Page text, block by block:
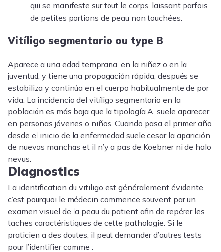
qui se manifeste sur tout le corps, laissant parfois
de petites portions de peau non touchées.
Vitíligo segmentario ou type B
Aparece a una edad temprana, en la niñez o en la
juventud, y tiene una propagación rápida, después se
estabiliza y continúa en el cuerpo habitualmente de por
vida. La incidencia del vitíligo segmentario en la
población es más baja que la tipología A, suele aparecer
en personas jóvenes o niños. Cuando pasa el primer año
desde el inicio de la enfermedad suele cesar la aparición
de nuevas manchas et il n’y a pas de Koebner ni de halo
nevus.
Diagnostics
La identification du vitiligo est généralement évidente,
c’est pourquoi le médecin commence souvent par un
examen visuel de la peau du patient afin de repérer les
taches caractéristiques de cette pathologie. Si le
praticien a des doutes, il peut demander d’autres tests
pour l’identifier comme :